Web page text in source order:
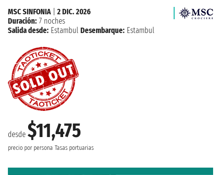
desde $11,475
precio por persona Tasas portuarias
MSC SINFONIA| 2 DIC. 2026
Duración: 7 noches
Salida desde: Estambul Desembarque: Estambul